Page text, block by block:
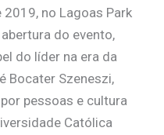
no Lagoas Park
do evento,
do líder na era da
Bocater Szeneszi,
pessoas e cultura
Católica